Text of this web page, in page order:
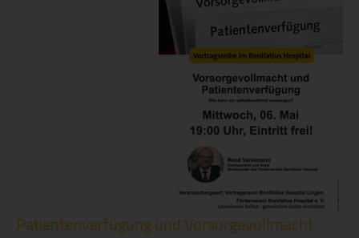
Patientenverfügung und Vorsorgevollmacht